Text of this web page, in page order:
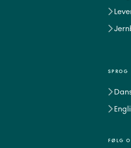
SPROG
FØLG